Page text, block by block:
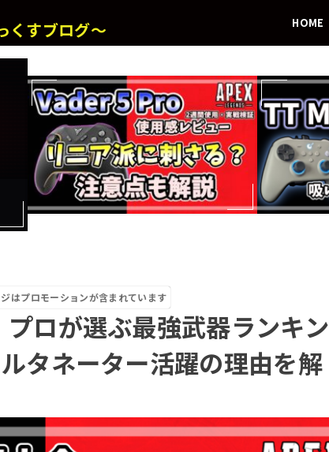
くすブログ～ HOME
はプロモーションが含まれています
プロが選ぶ最強武器ランキン
タネーター活躍の理由を解